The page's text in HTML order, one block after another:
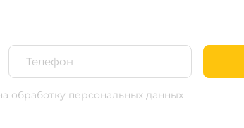
обработку персональных данных